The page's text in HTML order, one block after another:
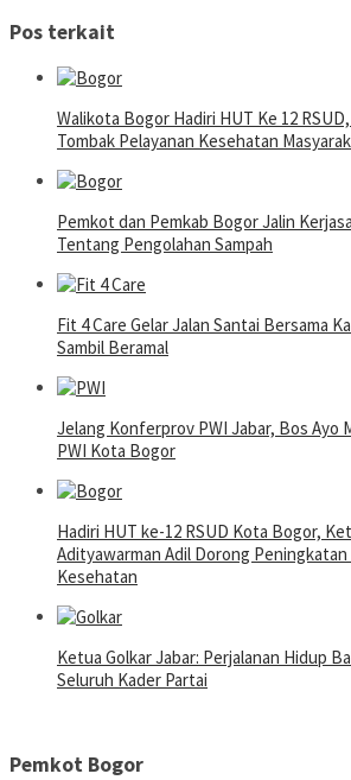
Pos terkait
Walikota Bogor Hadiri HUT Ke 12
Tombak Pelayanan Kesehatan
Pemkot dan Pemkab Bogor Jalin
Tentang Pengolahan Sampah
Fit 4 Care Gelar Jalan Santai Bersama
Sambil Beramal
Jelang Konferprov PWI Jabar, Bos Ayo
PWI Kota Bogor
Hadiri HUT ke-12 RSUD Kota Bogor,
Adityawarman Adil Dorong
Kesehatan
Ketua Golkar Jabar: Perjalanan Hidup
Seluruh Kader Partai
Pemkot Bogor